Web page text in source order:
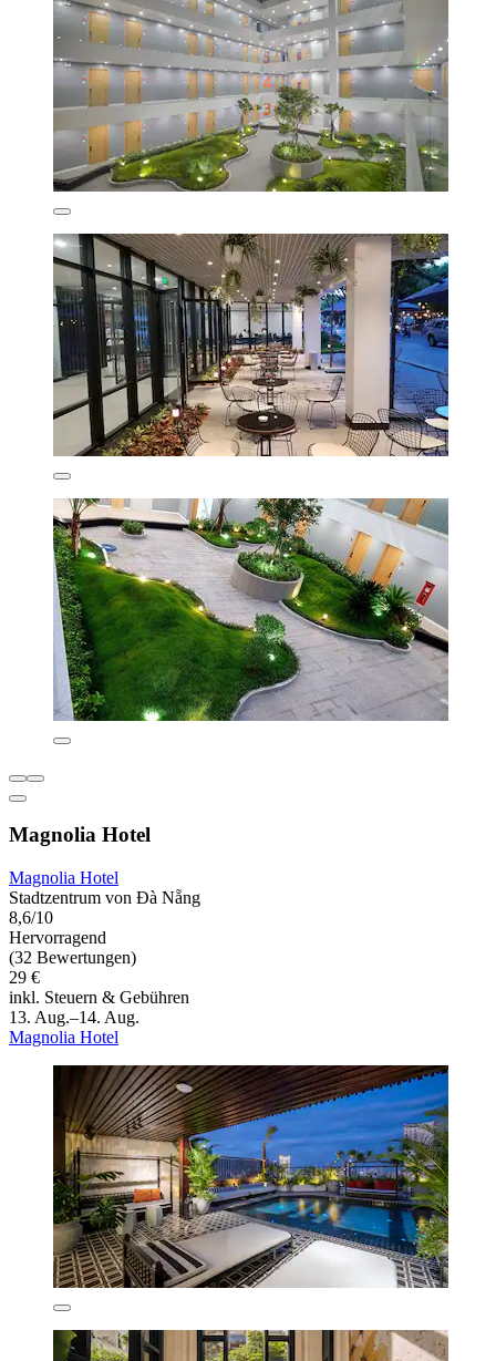
Magnolia Hotel
Magnolia Hotel
Stadtzentrum von Đà Nẵng
8,6/10
Hervorragend
(32 Bewertungen)
29 €
inkl. Steuern & Gebühren
13. Aug.–14. Aug.
Magnolia Hotel